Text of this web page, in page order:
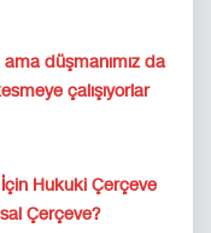
düşmanımız da
çalışıyorlar
Hukuki Çerçeve
Çerçeve?